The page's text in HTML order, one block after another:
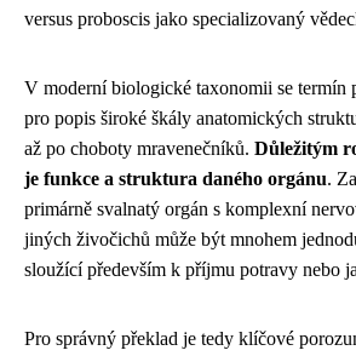
versus proboscis jako specializovaný
V moderní biologické taxonomii se termín
pro popis široké škály anatomických
až po choboty mravenečníků. Důležitým
je funkce a struktura daného orgánu.
primárně svalnatý orgán s komplexní
jiných živočichů může být mnohem
sloužící především k příjmu potravy nebo
Pro správný překlad je tedy klíčové